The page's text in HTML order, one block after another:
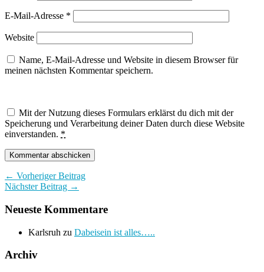
E-Mail-Adresse *
Website
Name, E-Mail-Adresse und Website in diesem Browser für
meinen nächsten Kommentar speichern.
Mit der Nutzung dieses Formulars erklärst du dich mit der
Speicherung und Verarbeitung deiner Daten durch diese Website
einverstanden. *
← Vorheriger Beitrag
Nächster Beitrag →
Neueste Kommentare
Karlsruh zu Dabeisein ist alles…..
Archiv